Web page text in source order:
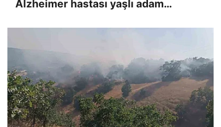
Alzheimer hastası yaşlı adam